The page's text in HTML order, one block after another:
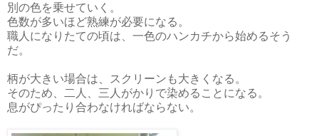
別の色を乗せていく。
色数が多いほど熟練が必要になる。
職人になりたての頃は、一色のハンカチから始めるそう
だ。
柄が大きい場合は、スクリーンも大きくなる。
そのため、二人、三人がかりで染めることになる。
息がぴったり合わなければならない。